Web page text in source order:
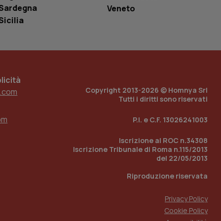
Veneto
Copyright 2013-2026 © Homnya Srl
Tutti i diritti sono riservati
P.I. e C.F. 13026241003
Iscrizione al ROC n.34308
Iscrizione Tribunale di Roma n.115/2013
del 22/05/2013
Riproduzione riservata
Privacy Policy
Cookie Policy
il sito, ma un
di accesso per
per mantenere
traccia
incorporati
del sito web sta
di